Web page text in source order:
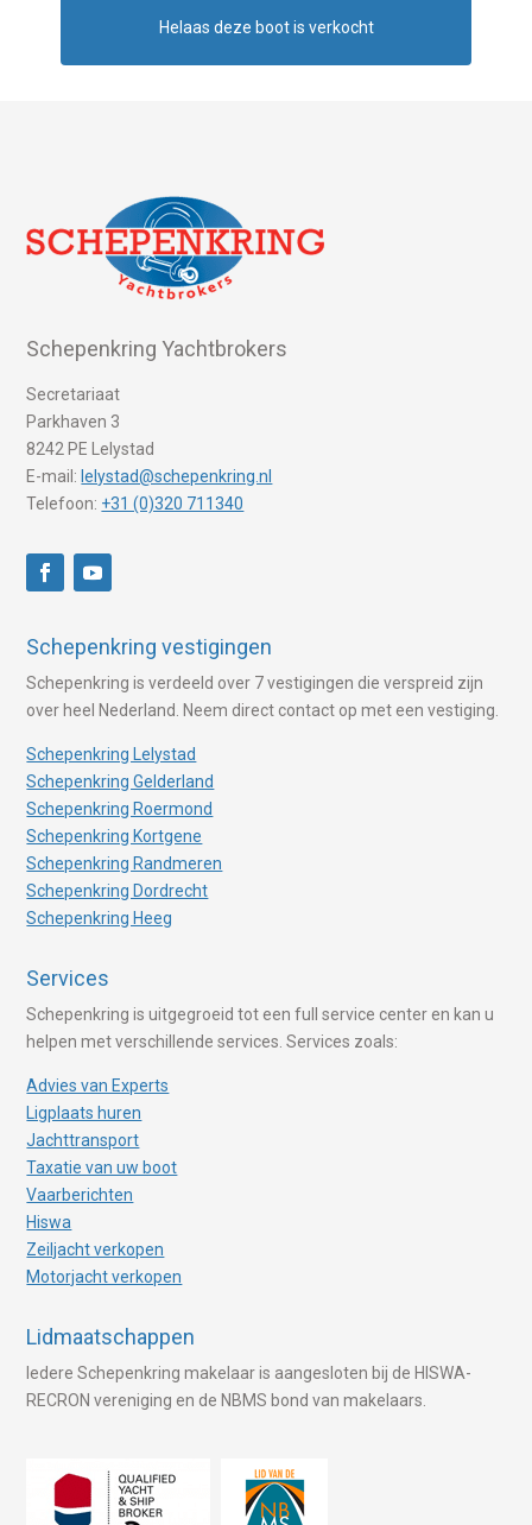
Helaas deze boot is verkocht
Schepenkring Yachtbrokers
Secretariaat
Parkhaven 3
8242 PE Lelystad
E-mail: lelystad@schepenkring.nl
Telefoon: +31 (0)320 711340
Schepenkring vestigingen
Schepenkring is verdeeld over 7 vestigingen die verspreid zijn
over heel Nederland. Neem direct contact op met een vestiging.
Schepenkring Lelystad
Schepenkring Gelderland
Schepenkring Roermond
Schepenkring Kortgene
Schepenkring Randmeren
Schepenkring Dordrecht
Schepenkring Heeg
Services
Schepenkring is uitgegroeid tot een full service center en kan u
helpen met verschillende services. Services zoals:
Advies van Experts
Ligplaats huren
Jachttransport
Taxatie van uw boot
Vaarberichten
Hiswa
Zeiljacht verkopen
Motorjacht verkopen
Lidmaatschappen
Iedere Schepenkring makelaar is aangesloten bij de HISWA-
RECRON vereniging en de NBMS bond van makelaars.